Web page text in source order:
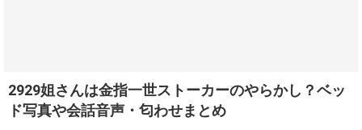
2929姐さんは金指一世ストーカーのやらかし？ベッ
ド写真や会話音声・匂わせまとめ